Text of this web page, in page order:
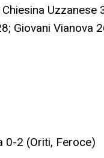
Giovani Vianova
0-2 (Oriti, Feroce)